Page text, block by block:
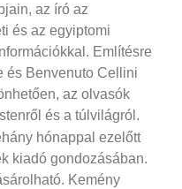
az író az
és az egyiptomi
Említésre
és Benvenuto Cellini
az olvasók
és a túlvilágról.
hónappal ezelőtt
kiadó gondozásában.
Kemény